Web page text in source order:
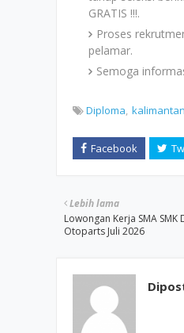
GRATIS !!!.
Proses
pelamar.
Semoga
Diploma
Lebih lama
Lowongan Kerja SMA SMK
Otoparts Juli 2026